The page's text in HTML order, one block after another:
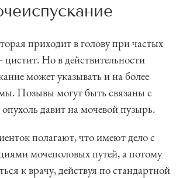
приходит в голову при частых
цистит. Но в действительности
может указывать и на более
Позывы могут быть связаны с
давит на мочевой пузырь.
полагают, что имеют дело с
мочеполовых путей, а потому
к врачу, действуя по стандартной